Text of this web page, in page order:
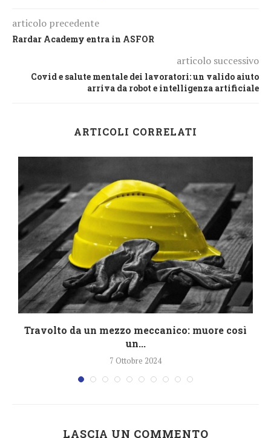
articolo precedente
Rardar Academy entra in ASFOR
articolo successivo
Covid e salute mentale dei lavoratori: un valido aiuto
arriva da robot e intelligenza artificiale
ARTICOLI CORRELATI
Travolto da un mezzo meccanico: muore così
un...
7 Ottobre 2024
LASCIA UN COMMENTO